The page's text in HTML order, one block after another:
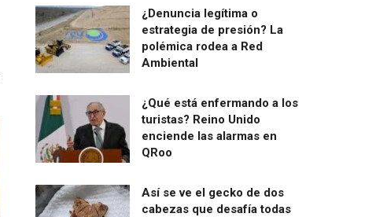
¿Denuncia legítima o
estrategia de presión? La
polémica rodea a Red
Ambiental
¿Qué está enfermando a los
turistas? Reino Unido
enciende las alarmas en
QRoo
Así se ve el gecko de dos
cabezas que desafía todas